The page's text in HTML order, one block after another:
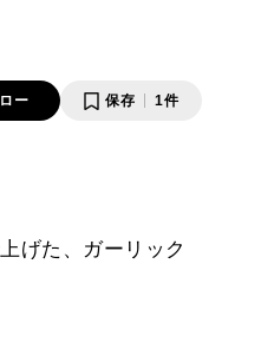
ー 保存 1件
げた、ガーリック